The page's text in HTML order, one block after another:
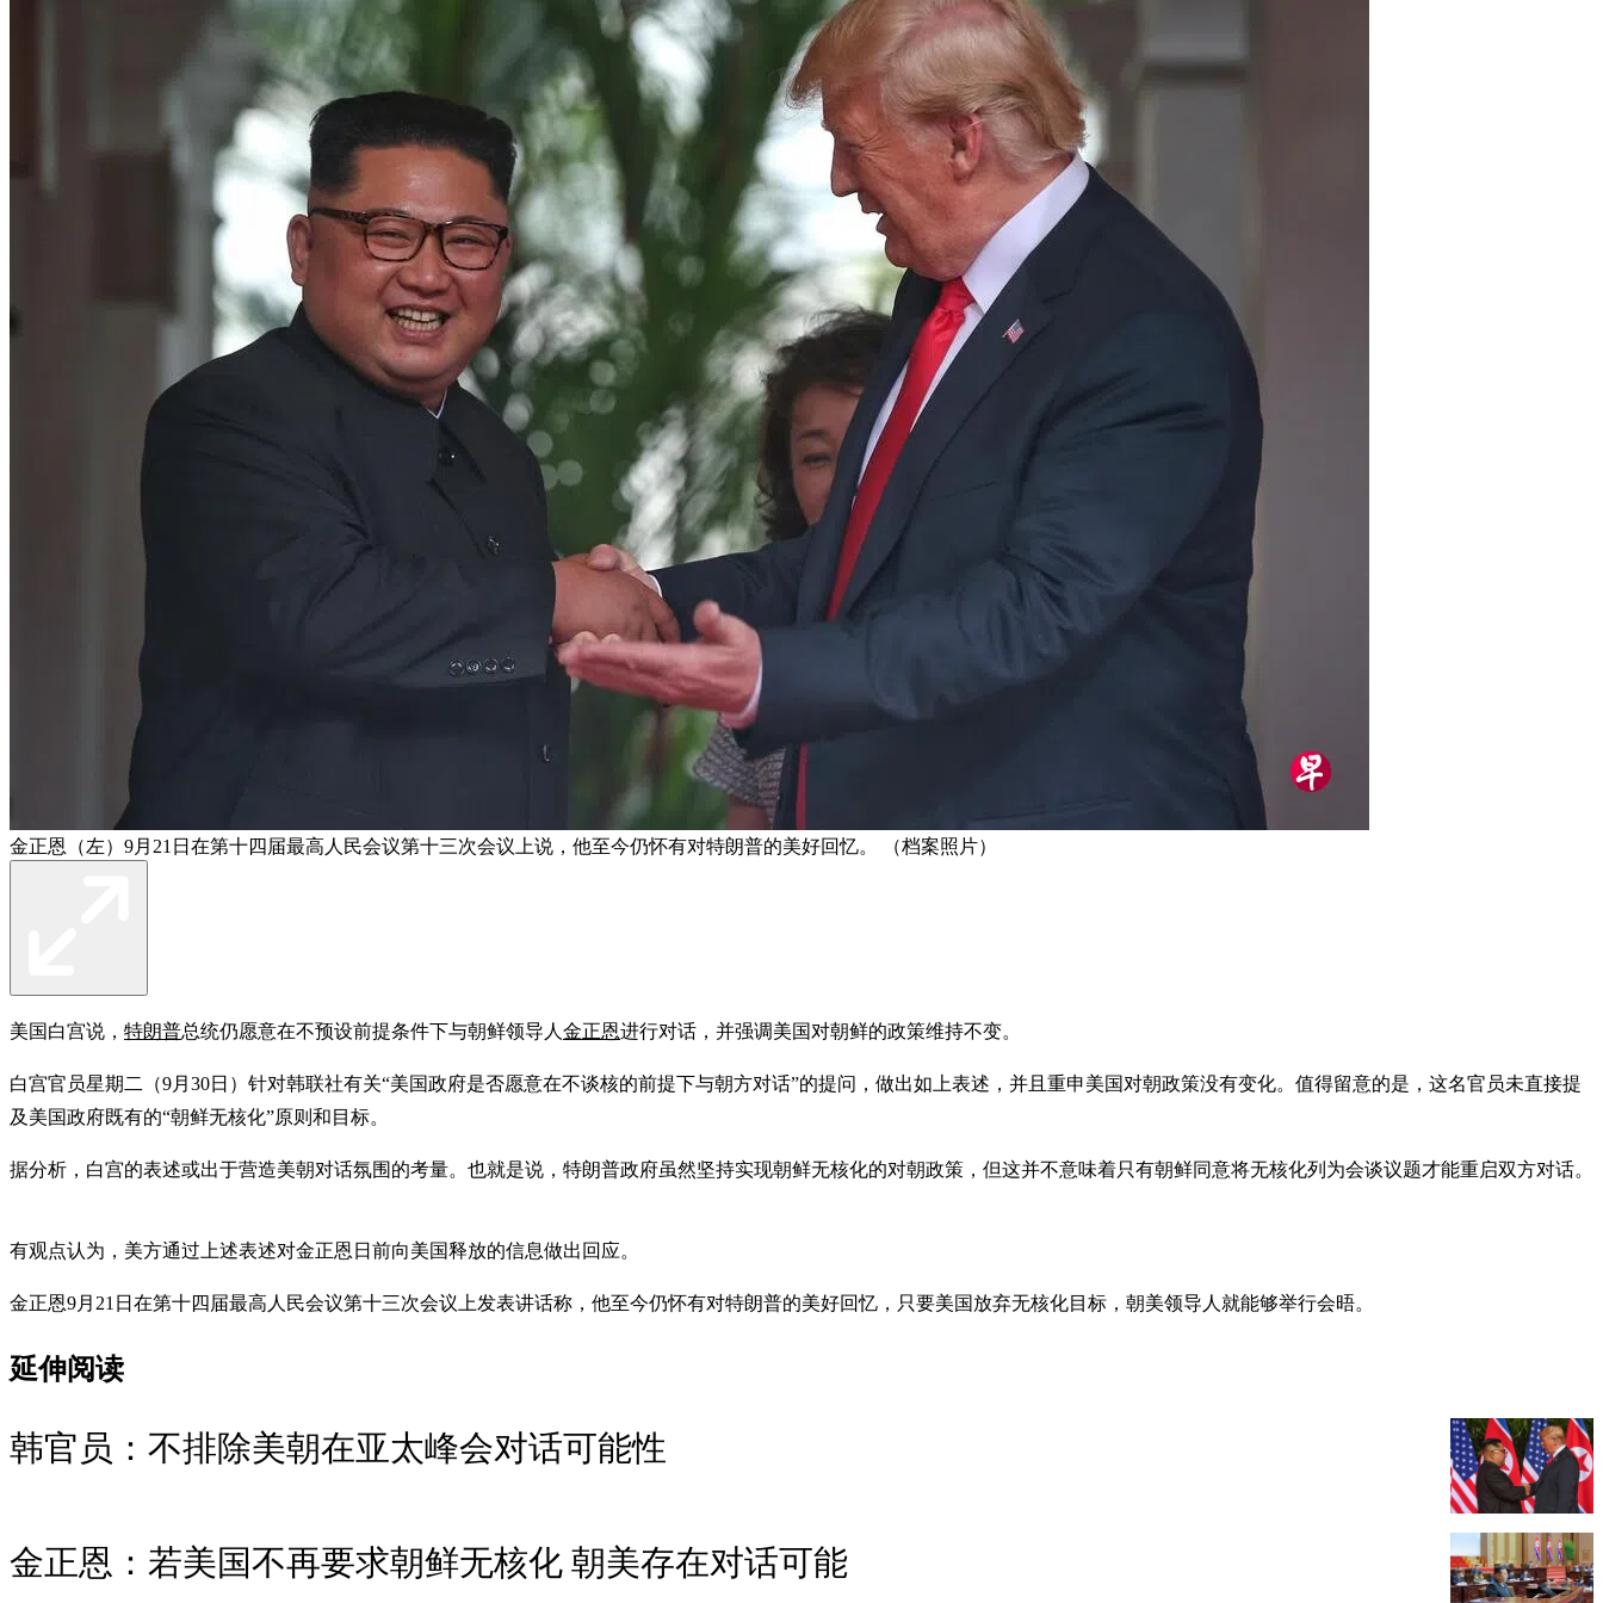
金正恩（左）9月21日在第十四届最高人民会议第十三次会议上说，他至今仍怀有对特朗普的美好回忆。 （档案照片）
美国白宫说， 特朗普总统仍愿意在不预设前提条件下与朝鲜领导人 金正恩进行对话，并强调美国对朝鲜的政策维持不变。
白宫官员星期二（9月30日）针对韩联社有关“美国政府是否愿意在不谈核的前提下与朝方对话”的提问，做出如上表述，并且重申美国对朝政策没有变化。值得留意的是，这名官员未直接提
及美国政府既有的“朝鲜无核化”原则和目标。
据分析，白宫的表述或出于营造美朝对话氛围的考量。也就是说，特朗普政府虽然坚持实现朝鲜无核化的对朝政策，但这并不意味着只有朝鲜同意将无核化列为会谈议题才能重启双方对话。
有观点认为，美方通过上述表述对金正恩日前向美国释放的信息做出回应。
金正恩9月21日在第十四届最高人民会议第十三次会议上发表讲话称，他至今仍怀有对特朗普的美好回忆，只要美国放弃无核化目标，朝美领导人就能够举行会晤。
延伸阅读
韩官员：不排除美朝在亚太峰会对话可能性
金正恩：若美国不再要求朝鲜无核化 朝美存在对话可能